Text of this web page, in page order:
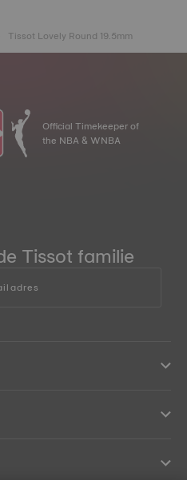
Tissot Lovely Round 19.5mm
Official Timekeeper of
the NBA & WNBA
Tissot familie